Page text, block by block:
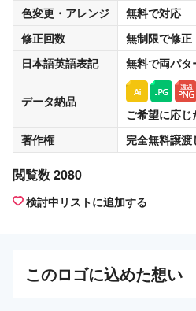
色変更・アレンジ
無料で対応
修正回数
無制限で修正
日本語英語表記
無料で両パタ
データ納品
ご希望に応
著作権
完全無料譲渡
閲覧数 2080
検討中リストに追加する
このロゴに込めた想い